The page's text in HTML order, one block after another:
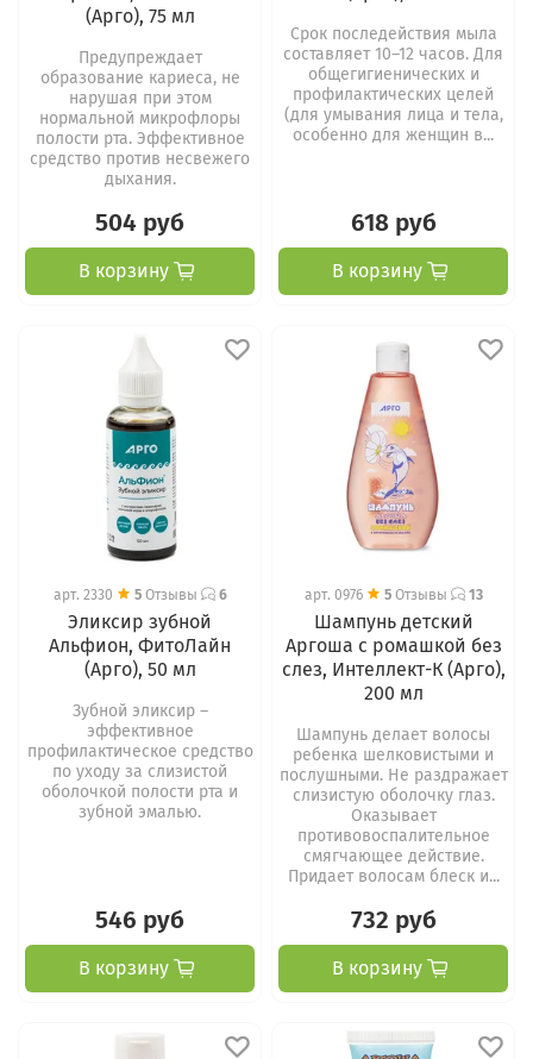
(Арго), 75 мл
Предупреждает
образование кариеса, не
нарушая при этом
нормальной микрофлоры
полости рта. Эффективное
средство против несвежего
дыхания.
504 руб
В корзину
Срок последействия мыла
составляет 10–12 часов. Для
общегигиенических и
профилактических целей
(для умывания лица и тела,
особенно для женщин в...
618 руб
В корзину
арт. 2330 5Отзывы 6
Эликсир зубной
Альфион, ФитоЛайн
(Арго), 50 мл
Зубной эликсир –
эффективное
профилактическое средство
по уходу за слизистой
оболочкой полости рта и
зубной эмалью.
546 руб
В корзину
арт. 0976 5Отзывы 13
Шампунь детский
Аргоша с ромашкой без
слез, Интеллект-К (Арго),
200 мл
Шампунь делает волосы
ребенка шелковистыми и
послушными. Не раздражает
слизистую оболочку глаз.
Оказывает
противовоспалительное
смягчающее действие.
Придает волосам блеск и...
732 руб
В корзину